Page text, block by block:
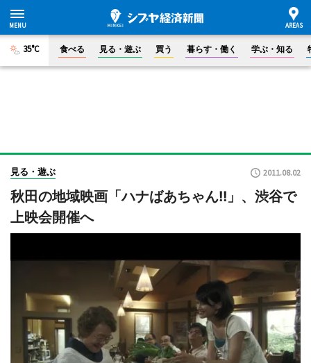
35°C 食べる 見る・遊ぶ 買う 暮らす・働く 学ぶ・知る
見る・遊ぶ 2011.08.02
秋田の地域映画「ハナばあちゃん!!」、渋谷で
上映会開催へ